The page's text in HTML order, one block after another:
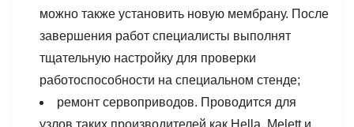
можно также установить новую мембрану. После
завершения работ специалисты выполнят
тщательную настройку для проверки
работоспособности на специальном стенде;
ремонт сервоприводов. Проводится для
узлов таких производителей как Hella, Melett и